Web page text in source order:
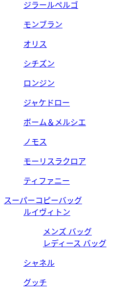
ジラールペルゴ
モンブラン
オリス
シチズン
ロンジン
ジャケドロー
ボーム＆メルシエ
ノモス
モーリスラクロア
ティファニー
スーパーコピーバッグ
ルイヴィトン
メンズ バッグ
レディース バッグ
シャネル
グッチ